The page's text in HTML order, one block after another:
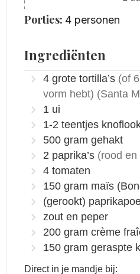
Porties: 4 personen
Ingrediënten
4 grote tortilla’s (of
vorm hebt) (Santa
1 ui
1-2 teentjes
500 gram gehakt
2 paprika’s (rood en
4 tomaten
150 gram maïs
(gerookt)
zout en peper
200 gram crème
150 gram geraspte
Direct in je mandje bij: